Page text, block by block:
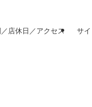
店休日／アクセス サ